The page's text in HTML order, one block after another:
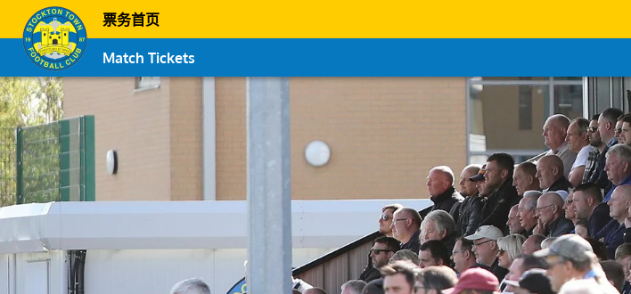
票务首页
Match Tickets